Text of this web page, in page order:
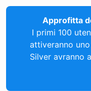
Approfitta
I primi 100
attiveranno
Silver avranno